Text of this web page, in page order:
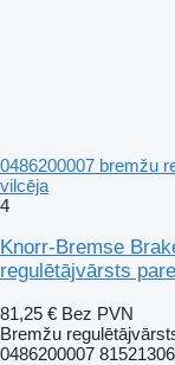
0486200007 bremžu
vilcēja
4
Knorr-Bremse
regulētājvārsts
81,25 € Bez PVN
Bremžu
0486200007